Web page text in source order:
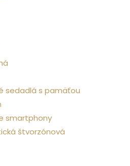
sedadlá s pamäťou
smartphony
štvorzónová